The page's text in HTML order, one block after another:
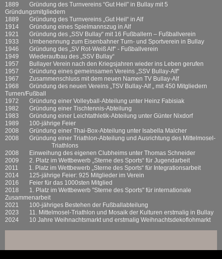
1889 Gründung des Turnvereins “Gut Heil” in Bullay mit 5
Gründungsmitgliedern
1889 Gründung des Turnvereins „Gut Heil“ in Alf
1914 Gründung eines Spielmannszug in Alf
1921 Gründung des „SSV Bullay“ mit 16 Fußballern – Fußballverein
1933 Umbenennung zum Eisenbahner Turn- und Sportverein in Bullay
1946 Gründung des „SV Rot-Weiß Alf“ - Fußballverein
1949 Wiederaufbau des „SSV Bullay“
1957 Bullayer Verein nach den Kriegsjahren wieder ins Leben gerufen
1957 Gründung eines gemeinsamen Vereins „SSV Bullay-Alf“
1967 Zusammenschluss mit dem neuen Namen TV Bullay-Alf
1968 Gründung des neuen Vereins „TSV Bullay-Alf „ mit 450 Mitgliedern
Turnen/Fußball
1972 Gründung einer Volleyball-Abteilung unter Heinz Fabisiak
1982 Gründung einer Tischtennis-Abteilung
1983 Gründung einer Leichtathletik-Abteilung unter Günter Nixdorf
1989 100-jährige Feier
2008 Gründung einer Thai-Box-Abteilung unter Isabella Malcher
2008 Gründung einer Triathlon-Abteilung und Ausrichtung des Mittelmosel-
Triathlons
2008 Einweihung des eigenen Clubheims unter Thomas Schneider
2009 2. Platz im Wettbewerb „Sterne des Sports“ für Jugendarbeit
2011 1. Platz im Wettbewerb „Sterne des Sports“ für Integrationsarbeit
2014 125-jährige Feier: 925 Mitglieder im Verein
2016 Feier für das 1000sten Mitglied
2018 1. Platz im Wettbewerb "Sterne des Sports" für internationale
Zusammenarbeit
2021 100-jähriges Bestehen der Fußballabteilung
2023 11. Mittelmosel-Triathlon und Mosaik der Kulturen erstmalig in Bullay
2024 10 Jahre Weihnachtsmarkt und erstmalig Weihnachtsdekoflohmarkt